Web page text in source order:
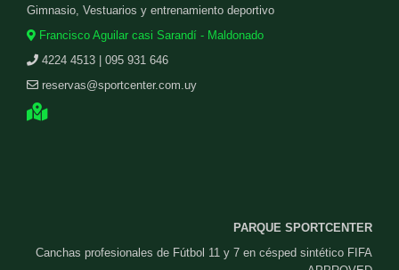
Gimnasio, Vestuarios y entrenamiento deportivo
Francisco Aguilar casi Sarandí - Maldonado
4224 4513 | 095 931 646
reservas@sportcenter.com.uy
PARQUE SPORTCENTER
Canchas profesionales de Fútbol 11 y 7 en césped sintético FIFA